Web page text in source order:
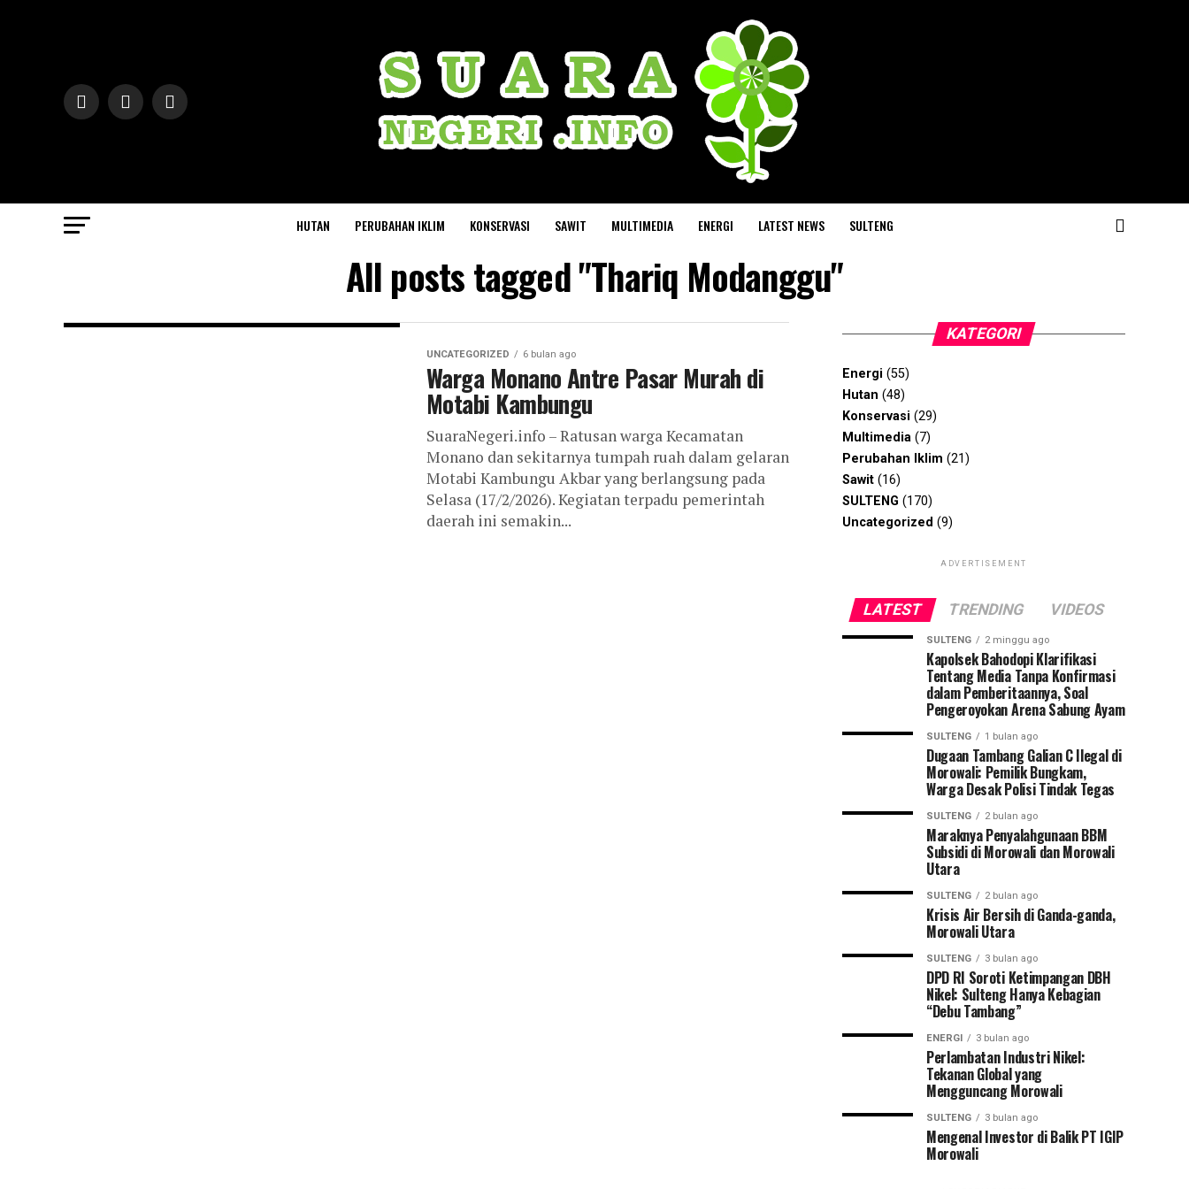
HUTAN PERUBAHAN IKLIM KONSERVASI SAWIT MULTIMEDIA ENERGI LATEST NEWS SULTENG
All posts tagged "Thariq Modanggu"
UNCATEGORIZED 6 bulan ago
Warga Monano Antre Pasar Murah di
Motabi Kambungu
SuaraNegeri.info – Ratusan warga Kecamatan
Monano dan sekitarnya tumpah ruah dalam gelaran
Motabi Kambungu Akbar yang berlangsung pada
Selasa (17/2/2026). Kegiatan terpadu pemerintah
daerah ini semakin...
KATEGORI
Energi (55)
Hutan (48)
Konservasi (29)
Multimedia (7)
Perubahan Iklim (21)
Sawit (16)
SULTENG (170)
Uncategorized (9)
ADVERTISEMENT
LATEST TRENDING VIDEOS
SULTENG 2 minggu ago
Kapolsek Bahodopi Klarifikasi
Tentang Media Tanpa Konfirmasi
dalam Pemberitaannya, Soal
Pengeroyokan Arena Sabung Ayam
SULTENG 1 bulan ago
Dugaan Tambang Galian C Ilegal di
Morowali: Pemilik Bungkam,
Warga Desak Polisi Tindak Tegas
SULTENG 2 bulan ago
Maraknya Penyalahgunaan BBM
Subsidi di Morowali dan Morowali
Utara
SULTENG 2 bulan ago
Krisis Air Bersih di Ganda-ganda,
Morowali Utara
SULTENG 3 bulan ago
DPD RI Soroti Ketimpangan DBH
Nikel: Sulteng Hanya Kebagian
“Debu Tambang”
ENERGI 3 bulan ago
Perlambatan Industri Nikel:
Tekanan Global yang
Mengguncang Morowali
SULTENG 3 bulan ago
Mengenal Investor di Balik PT IGIP
Morowali